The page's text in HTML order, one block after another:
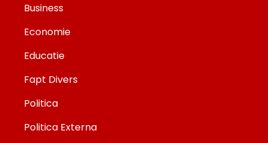
Business
Economie
Educatie
Fapt Divers
Politica
Politica Externa